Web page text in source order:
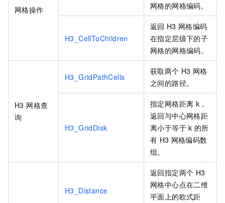
网格操作
网格的网格编码。
H3_CellToChildren
返回 H3 网格编码
在指定层级下的子
网格的网格编码。
H3 网格查
询
H3_GridPathCells
获取两个 H3 网格
之间的路径。
H3_GridDisk
指定网格距离 k，
返回与中心网格距
离小于等于 k 的所
有 H3 网格编码数
组。
H3_Distance
返回指定两个 H3
网格中心点在二维
平面上的欧式距